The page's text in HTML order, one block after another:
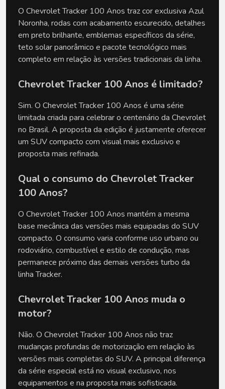
O Chevrolet Tracker 100 Anos traz cor exclusiva Azul
Noronha, rodas com acabamento escurecido, detalhes
em preto brilhante, emblemas específicos da série,
teto solar panorâmico e pacote tecnológico mais
completo em relação às versões tradicionais da linha.
Chevrolet Tracker 100 Anos é limitado?
Sim. O Chevrolet Tracker 100 Anos é uma série
limitada criada para celebrar o centenário da Chevrolet
no Brasil. A proposta da edição é justamente oferecer
um SUV compacto com visual mais exclusivo e
proposta mais refinada.
Qual o consumo do Chevrolet Tracker
100 Anos?
O Chevrolet Tracker 100 Anos mantém a mesma
base mecânica das versões mais equipadas do SUV
compacto. O consumo varia conforme uso urbano ou
rodoviário, combustível e estilo de condução, mas
permanece próximo das demais versões turbo da
linha Tracker.
Chevrolet Tracker 100 Anos muda o
motor?
Não. O Chevrolet Tracker 100 Anos não traz
mudanças profundas de motorização em relação às
versões mais completas do SUV. A principal diferença
da série especial está no visual exclusivo, nos
equipamentos e na proposta mais sofisticada.